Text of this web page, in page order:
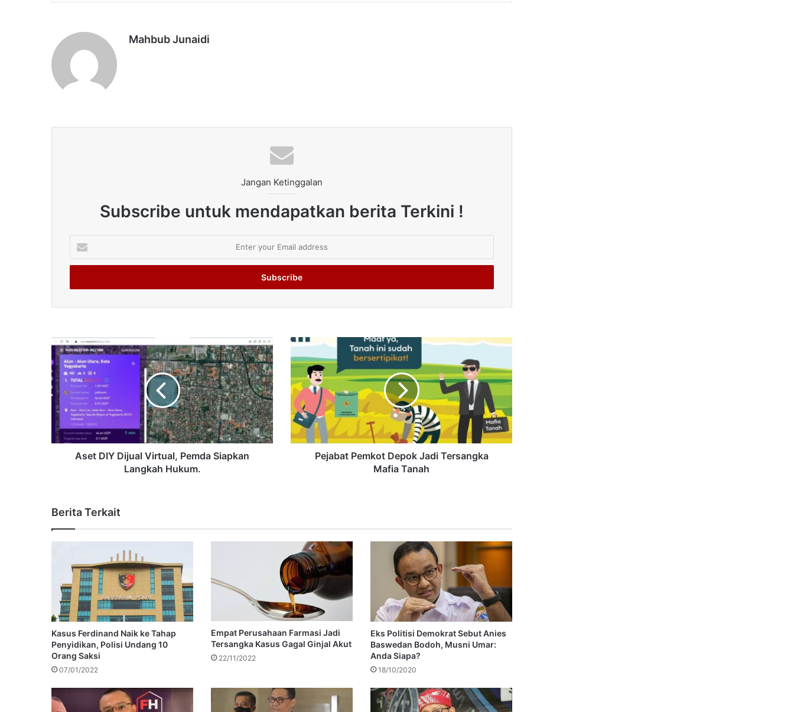
Mahbub Junaidi
Jangan Ketinggalan
Subscribe untuk mendapatkan berita Terkini !
your
Email
Aset DIY Dijual Virtual, Pemda Siapkan
Langkah Hukum.
Pejabat Pemkot Depok Jadi Tersangka
Mafia Tanah
Berita Terkait
Kasus Ferdinand Naik ke Tahap
Penyidikan, Polisi Undang 10
Orang Saksi
07/01/2022
Empat Perusahaan Farmasi Jadi
Tersangka Kasus Gagal Ginjal Akut
22/11/2022
Eks Politisi Demokrat Sebut Anies
Baswedan Bodoh, Musni Umar:
Anda Siapa?
18/10/2020